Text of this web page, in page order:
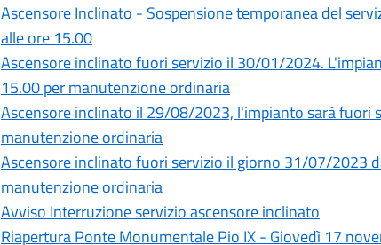
Ascensore Inclinato - Sospensione temporanea del
alle ore 15.00
Ascensore inclinato fuori servizio il 30/01/2024.
15.00 per manutenzione ordinaria
Ascensore inclinato il 29/08/2023, l'impianto sarà fuori
manutenzione ordinaria
Ascensore inclinato fuori servizio il giorno 31/07/2023
manutenzione ordinaria
Avviso Interruzione servizio ascensore inclinato
Riapertura Ponte Monumentale Pio IX - Giovedì 17